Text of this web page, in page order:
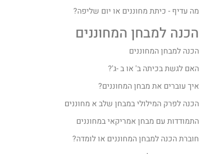
מה עדיף - כיתת מחוננים או יום שליפה?
הכנה למבחן המחוננים
הכנה למבחן המחוננים
האם לגשת בכיתה ב' או ב -ג'?
איך עוברים את מבחן המחוננים?​
הכנה לפרק המילולי במבחן שלב א מחוננים
התמודדות עם מבחן אמריקאי במחוננים
חוברת הכנה למבחן המחוננים או לומדה?